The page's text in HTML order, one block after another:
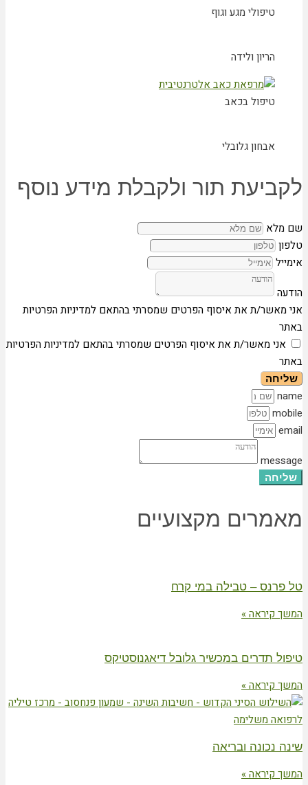
טיפולי מגע וגוף
הריון ולידה
טיפול בכאב
אבחון גלובלי
לקביעת תור ולקבלת מידע נוסף
שם מלא
טלפון
אימייל
הודעה
אני מאשר/ת את איסוף הפרטים שמסרתי בהתאם למדיניות הפרטיות
באתר
אני מאשר/ת את איסוף הפרטים שמסרתי בהתאם למדיניות הפרטיות
באתר
שליחה
name
mobile
email
message
שליחה
מאמרים מקצועיים
טל פרנס – טבילה במי קרח
המשך קיראה »
טיפול תדרים במכשיר גלובל דיאגנוסטיקס
המשך קיראה »
שינה נכונה ובריאה
המשך קיראה »